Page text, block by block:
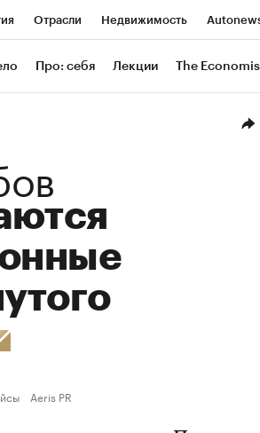
Отрасли Недвижимость
РБК Life Тренды Визионеры
Про: себя Лекции The
Aeris PR